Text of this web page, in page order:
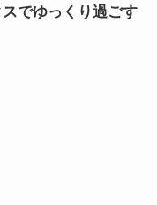
でゆっくり過ごす